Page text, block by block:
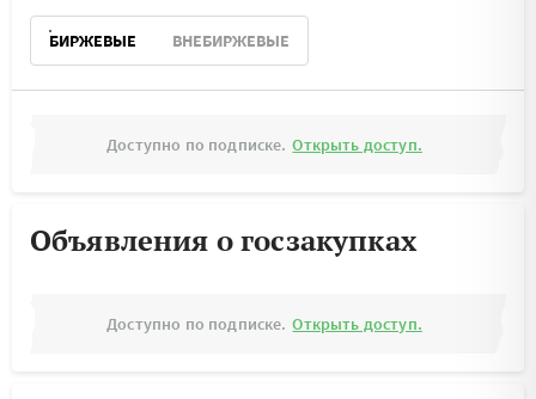
БИРЖЕВЫЕ ВНЕБИРЖЕВЫЕ
Доступно по подписке. Открыть доступ.
Объявления о госзакупках
Доступно по подписке. Открыть доступ.